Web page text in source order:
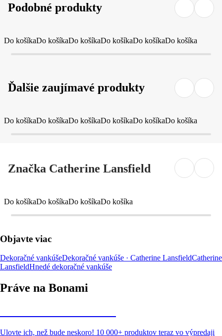
Podobné produkty
Do košíkaDo košíkaDo košíkaDo košíkaDo košíkaDo košíka
Ďalšie zaujímavé produkty
Do košíkaDo košíkaDo košíkaDo košíkaDo košíkaDo košíka
Značka Catherine Lansfield
Do košíkaDo košíkaDo košíkaDo košíka
Objavte viac
Dekoračné vankúšeDekoračné vankúše · Catherine LansfieldCatherine
LansfieldHnedé dekoračné vankúše
Práve na Bonami
Ulovte ich, než bude neskoro! 10 000+ produktov teraz vo výpredaji